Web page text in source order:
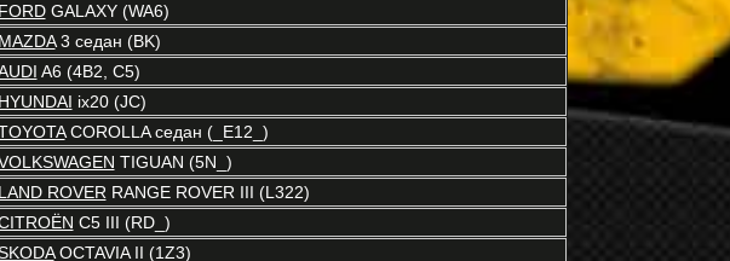
FORDGALAXY (WA6)
MAZDA3 седан (BK)
A6 (4B2, C5)
HYUNDAI ix20 (JC)
COROLLA седан (_E12_)
TIGUAN (5N_)
LAND ROVER RANGE ROVER III (L322)
C5 III (RD_)
OCTAVIA II (1Z3)